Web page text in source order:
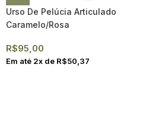
Urso De Pelúcia Articulado
Caramelo/Rosa
R$95,00
Em até 2x de R$50,37